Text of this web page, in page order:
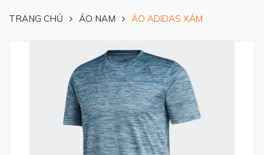
TRANG CHỦ ÁO NAM ÁO ADIDAS XÁM